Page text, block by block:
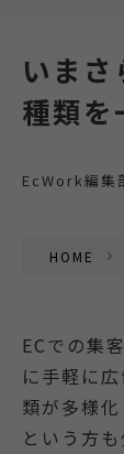
いま
種類を
EcWork編集
HOME
ECでの集
に手軽に
類が多様
という方